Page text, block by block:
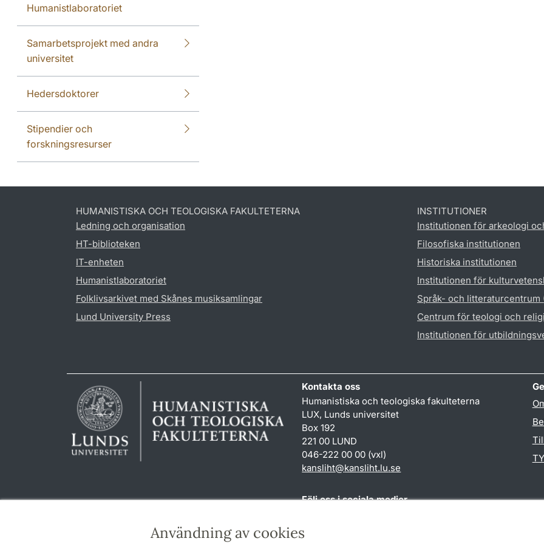
Användning av cookies
Humanistlaboratoriet
Samarbetsprojekt med andra
universitet
Hedersdoktorer
Stipendier och
forskningsresurser
HUMANISTISKA OCH TEOLOGISKA FAKULTETERNA
Ledning och organisation
HT-biblioteken
IT-enheten
Humanistlaboratoriet
Folklivsarkivet med Skånes musiksamlingar
Lund University Press
INSTITUTIONER
Institutionen för arkeologi
Filosofiska institutionen
Historiska institutionen
Institutionen för
Språk- och litteraturcentrum
Centrum för teologi och
Institutionen för
Kontakta oss
Humanistiska och teologiska fakulteterna
LUX, Lunds universitet
Box 192
221 00 LUND
046-222 00 00 (vxl)
kansliht@kansliht.lu.se
Följ oss i sociala medier